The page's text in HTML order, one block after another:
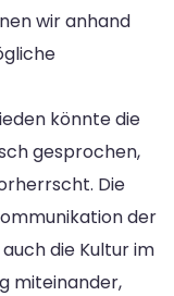
wir anhand
könnte die
gesprochen,
Die
der
die Kultur im
miteinander,